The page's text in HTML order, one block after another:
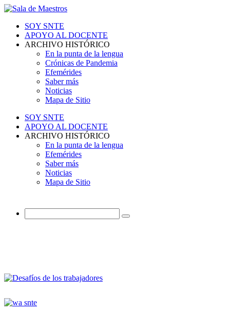
SOY SNTE
APOYO AL DOCENTE
ARCHIVO HISTÓRICO
En la punta de la lengua
Crónicas de Pandemia
Efemérides
Saber más
Noticias
Mapa de Sitio
SOY SNTE
APOYO AL DOCENTE
ARCHIVO HISTÓRICO
En la punta de la lengua
Efemérides
Saber más
Noticias
Mapa de Sitio